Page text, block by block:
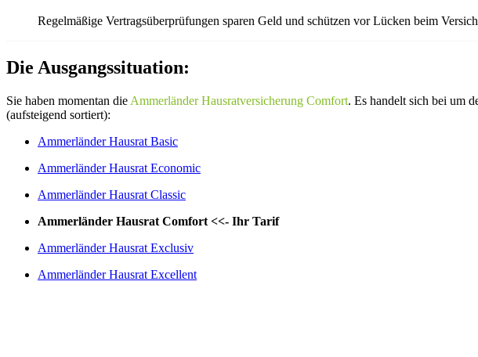
Regelmäßige Vertragsüberprüfungen sparen Geld und schützen vorLücken beim
Die Ausgangssituation:
Sie haben momentan die Ammerländer Hausratversicherung Comfort. Es handelt sich bei um
(aufsteigend sortiert):
Ammerländer Hausrat Basic
Ammerländer Hausrat Economic
Ammerländer Hausrat Classic
Ammerländer Hausrat Comfort <<- Ihr Tarif
Ammerländer Hausrat Exclusiv
Ammerländer Hausrat Excellent